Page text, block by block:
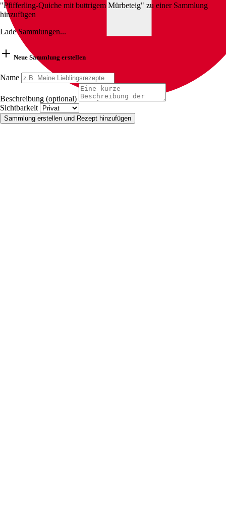
"Pfifferling-Quiche mit buttrigem Mürbeteig" zu einer Sammlung
hinzufügen
Lade Sammlungen...
Neue Sammlung erstellen
Name
Beschreibung (optional)
Sichtbarkeit
Sammlung erstellen und Rezept hinzufügen